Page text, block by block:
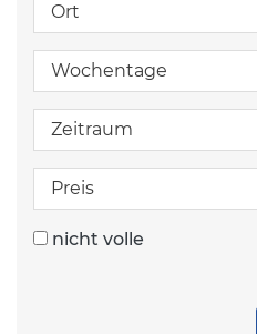
Ort
Wochentage
Zeitraum
Preis
nicht volle